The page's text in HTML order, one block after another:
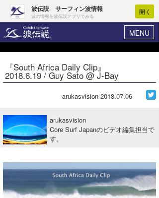
波伝説 サーフィン波情報
波の情報を波伝説アプリでみる
開く
MENU
ヘルプ マイホーム
ログイン
波情報･概況
WAVE HUNTER 波予想ツール
ニュース
サーフィンエリアガイド
『South Africa Daily Clip』
2018.6.19 / Guy Sato @ J-Bay
arukasvision 2018.07.06
arukasvision
Core Surf Japanのビデオ編集担当で
す。
Core Surf Japan
アート＆エンタメ
トラベル
ショップ情報